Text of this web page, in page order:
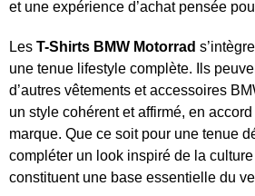
et une expérience d’achat pensée
Les T-Shirts BMW Motorrad
une tenue lifestyle complète. Ils
d’autres vêtements et accessoires
un style cohérent et affirmé, en
marque. Que ce soit pour une tenue
compléter un look inspiré de la
constituent une base essentielle du